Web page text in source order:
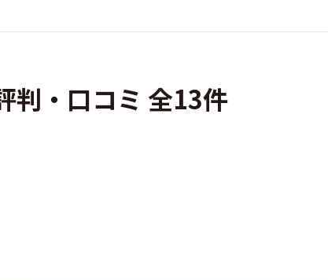
判・口コミ 全13件